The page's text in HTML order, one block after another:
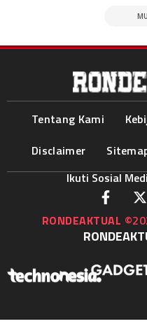
Tentang Kami
Disclaimer
Ikuti Sosial
RONDEAKTUAL